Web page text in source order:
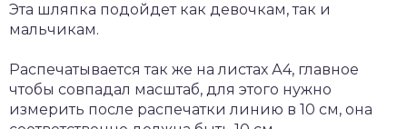
Эта шляпка подойдет как девочкам, так и
мальчикам.
Распечатывается так же на листах А4, главное
чтобы совпадал масштаб, для этого нужно
измерить после распечатки линию в 10 см, она